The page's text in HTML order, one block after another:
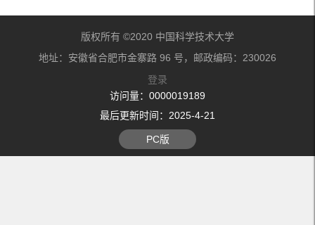
版权所有 ©2020 中国科学技术大学
地址：安徽省合肥市金寨路 96 号，邮政编码：230026
登录
访问量： 0000019189
最后更新时间： 2025-4-21
PC版